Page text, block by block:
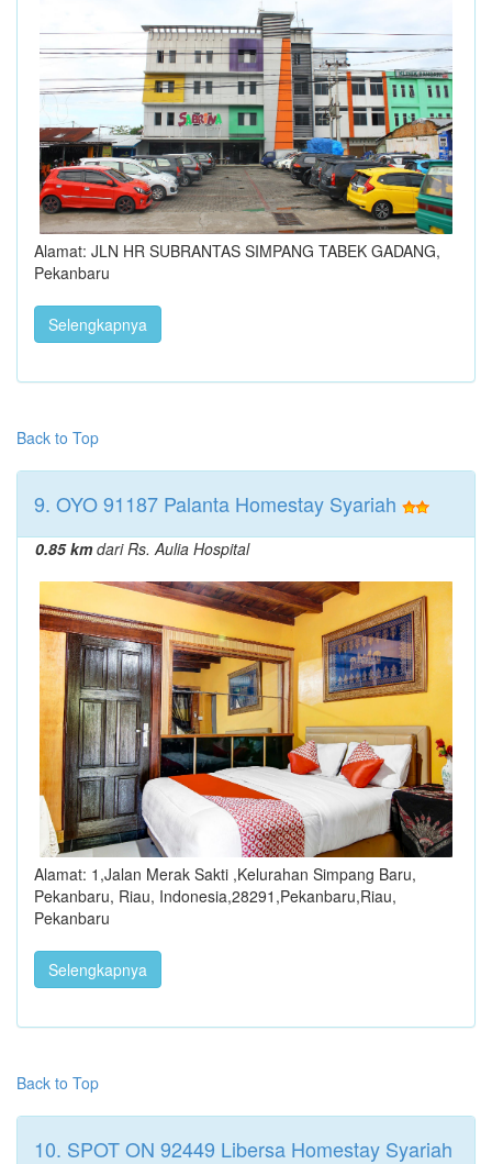
Alamat: JLN HR SUBRANTAS SIMPANG TABEK GADANG,
Pekanbaru
Selengkapnya
Back to Top
9. OYO 91187 Palanta Homestay Syariah
0.85 kmdari Rs. Aulia Hospital
Alamat: 1,Jalan Merak Sakti ,Kelurahan Simpang Baru,
Pekanbaru, Riau, Indonesia,28291,Pekanbaru,Riau,
Pekanbaru
Selengkapnya
Back to Top
10. SPOT ON 92449 Libersa Homestay Syariah